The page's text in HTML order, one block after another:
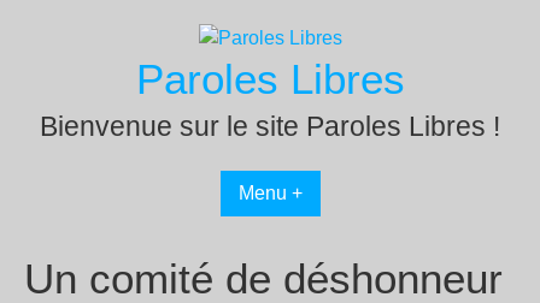
Paroles Libres
Bienvenue sur le site Paroles Libres !
Menu +
Un comité de déshonneur